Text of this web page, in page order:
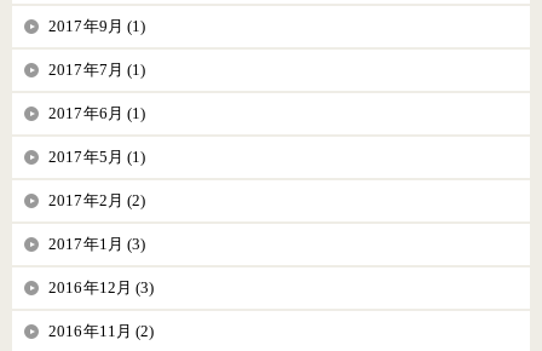
2017年9月 (1)
2017年7月 (1)
2017年6月 (1)
2017年5月 (1)
2017年2月 (2)
2017年1月 (3)
2016年12月 (3)
2016年11月 (2)